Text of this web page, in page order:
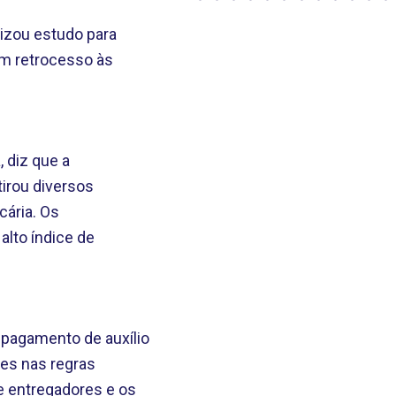
estudo para
retrocesso às
diz que a
diversos
Os
índice de
de auxílio
nas regras
entregadores e os